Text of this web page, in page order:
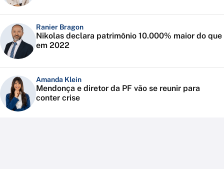
Ranier Bragon
Nikolas declara patrimônio 10.000% maior do que
em 2022
Amanda Klein
Mendonça e diretor da PF vão se reunir para
conter crise